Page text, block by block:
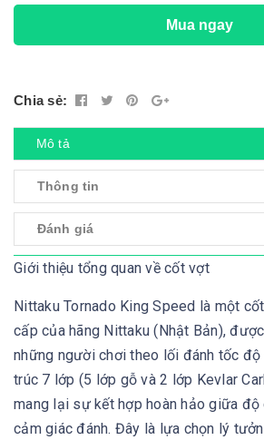
Mua ngay
Chia sẻ:
Mô tả
Thông tin
Đánh giá
Giới thiệu tổng quan về cốt vợt
Nittaku Tornado King Speed là một
cấp của hãng Nittaku (Nhật Bản),
những người chơi theo lối đánh tốc
trúc 7 lớp (5 lớp gỗ và 2 lớp Kevlar
mang lại sự kết hợp hoàn hảo giữa độ
cảm giác đánh. Đây là lựa chọn lý